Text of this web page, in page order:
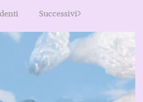
Successivi